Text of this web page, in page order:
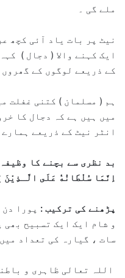
ملے گی ۔
نیٹ پر بات یاد آئی کچھ
ایک کہنے والا ( دجال )
کے ذریعے لوگوں کے
ہم ( مسلمان ) کتنی غفلت
میں ہیں ہے کہ دجال کا
انٹر نیٹ کے ذریعے
بد نظری سے بچنے کا
اِنَّمَا سُلْطَانُهٝ عَلَى الَّـذِيْنَ
پڑھنے کی ترکیب : پورا
و شام ایک ایک تسبیح بھی
سات ، گیارہ کی تعداد
اللہ تعالی ظاہری و